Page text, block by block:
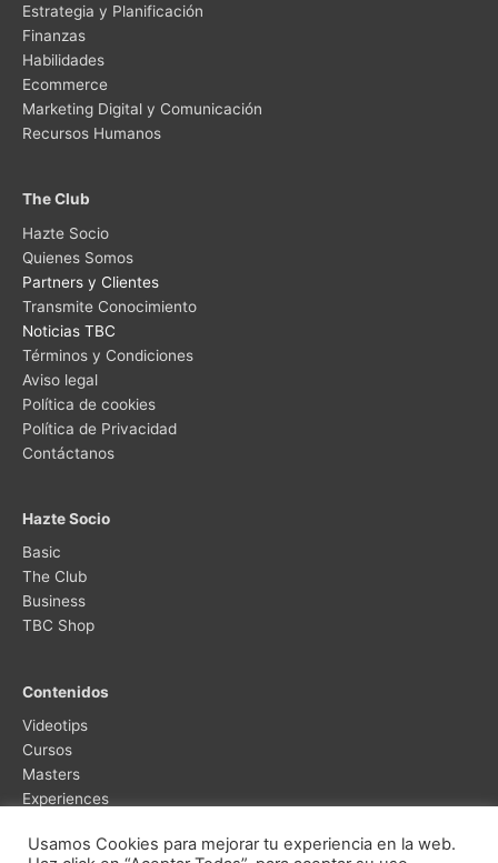
Estrategia y Planificación
Finanzas
Habilidades
Ecommerce
Marketing Digital y Comunicación
Recursos Humanos
The Club
Hazte Socio
Quienes Somos
Partners y Clientes
Transmite Conocimiento
Noticias TBC
Términos y Condiciones
Aviso legal
Política de cookies
Política de Privacidad
Contáctanos
Hazte Socio
Basic
The Club
Business
TBC Shop
Contenidos
Videotips
Cursos
Masters
Experiences
Usamos Cookies para mejorar tu experiencia en la web.